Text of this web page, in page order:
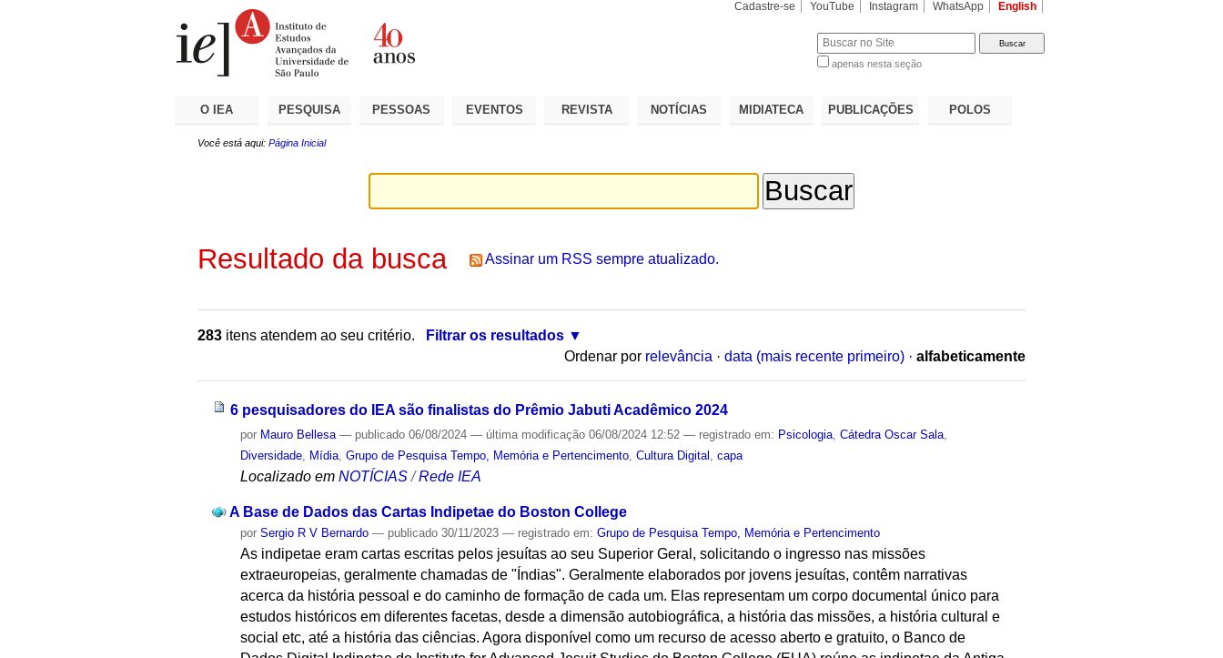
Cadastre-se YouTube Instagram WhatsApp English
apenas nesta seção
O IEA PESQUISA PESSOAS EVENTOS REVISTA NOTÍCIAS MIDIATECA PUBLICAÇÕES POLOS
Você está aqui: Página Inicial
Resultado da busca Assinar um RSS sempre atualizado.
283 itens atendem ao seu critério.
Filtrar os resultados
Ordenar por relevância · data (mais recente primeiro) · alfabeticamente
6 pesquisadores do IEA são finalistas do Prêmio Jabuti Acadêmico 2024
por Mauro Bellesa — publicado 06/08/2024— última modificação 06/08/2024 12:52— registrado em: Psicologia ,Cátedra Oscar Sala
Diversidade
Mídia ,Grupo de Pesquisa Tempo, Memória e Pertencimento ,Cultura Digital ,capa
Localizado em NOTÍCIAS /Rede IEA
A Base de Dados das Cartas Indipetae do Boston College
porSergio R V Bernardo — publicado 30/11/2023— registrado em:Grupo de Pesquisa Tempo, Memória e Pertencimento
As indipetae eram cartas escritas pelos jesuítas ao seu Superior Geral, solicitando o ingresso nas missões
extraeuropeias, geralmente chamadas de "Índias". Geralmente elaborados por jovens jesuítas, contêm narrativas
acerca da história pessoal e do caminho de formação de cada um. Elas representam um corpo documental único para
estudos históricos em diferentes facetas, desde a dimensão autobiográfica, a história das missões, a história cultural e
social etc, até a história das ciências. Agora disponível como um recurso de acesso aberto e gratuito, o Banco de